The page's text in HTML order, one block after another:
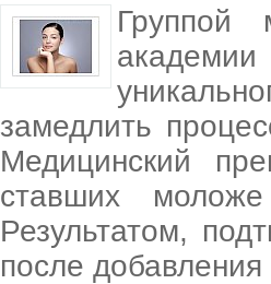
Группой
замедлить
Медицинский
ставших
Результатом,
после